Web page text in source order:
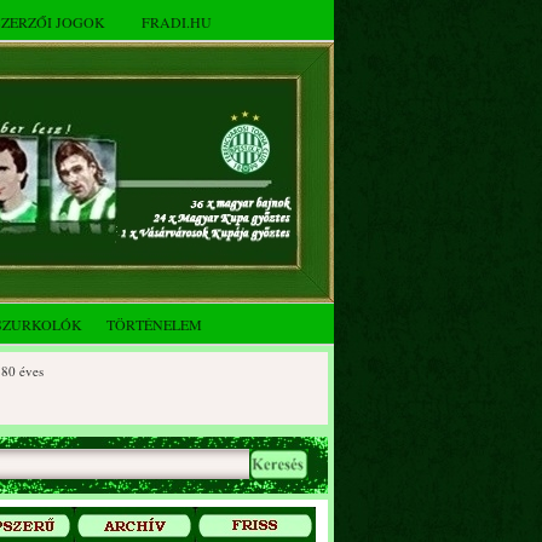
JOGOK FRADI.HU
TÖRTÉNELEM